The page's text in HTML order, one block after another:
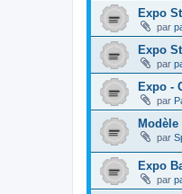
Expo
par
Expo
par
Expo -
par
Modèle
par
Expo
par